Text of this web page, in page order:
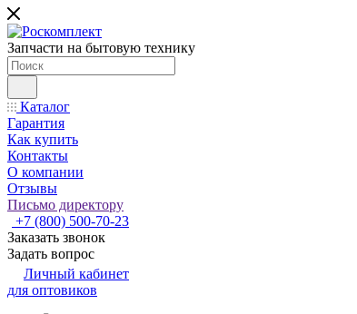
Запчасти на бытовую технику
Каталог
Гарантия
Как купить
Контакты
О компании
Отзывы
Письмо директору
+7 (800) 500-70-23
Заказать звонок
Задать вопрос
Личный кабинет
для оптовиков